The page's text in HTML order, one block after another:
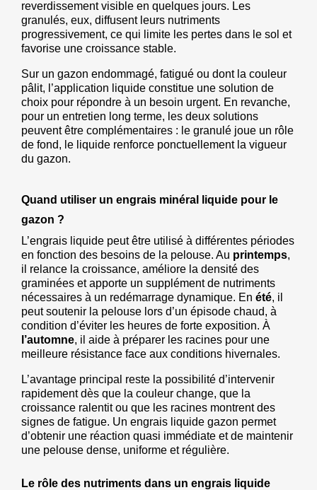
reverdissement visible en quelques jours. Les
granulés, eux, diffusent leurs nutriments
progressivement, ce qui limite les pertes dans le sol et
favorise une croissance stable.
Sur un gazon endommagé, fatigué ou dont la couleur
pâlit, l’application liquide constitue une solution de
choix pour répondre à un besoin urgent. En revanche,
pour un entretien long terme, les deux solutions
peuvent être complémentaires : le granulé joue un rôle
de fond, le liquide renforce ponctuellement la vigueur
du gazon.
Quand utiliser un engrais minéral liquide pour le
gazon ?
L’engrais liquide peut être utilisé à différentes périodes
en fonction des besoins de la pelouse. Au printemps,
il relance la croissance, améliore la densité des
graminées et apporte un supplément de nutriments
nécessaires à un redémarrage dynamique. En été, il
peut soutenir la pelouse lors d’un épisode chaud, à
l’automne, il aide à préparer les racines pour une
meilleure résistance face aux conditions hivernales.
L’avantage principal reste la possibilité d’intervenir
rapidement dès que la couleur change, que la
croissance ralentit ou que les racines montrent des
signes de fatigue. Un engrais liquide gazon permet
d’obtenir une réaction quasi immédiate et de maintenir
une pelouse dense, uniforme et régulière.
Le rôle des nutriments dans un engrais liquide